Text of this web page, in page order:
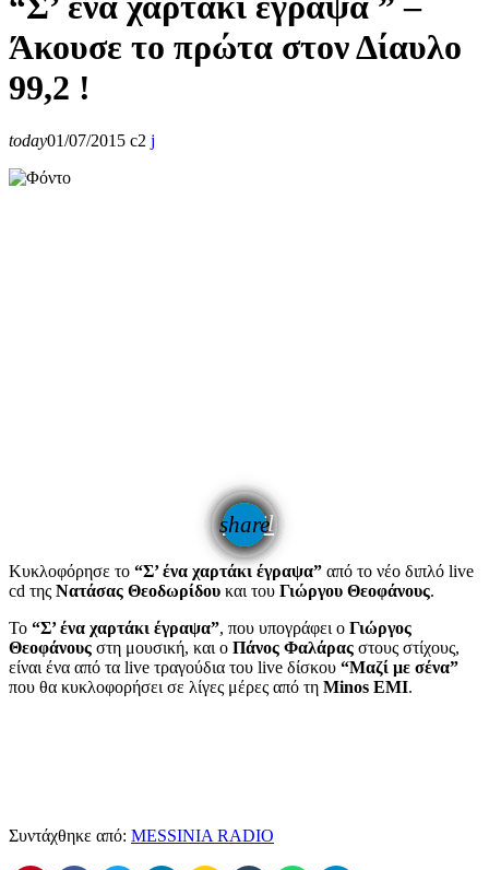
Άκουσε το πρώτα στον Δίαυλο
99,2 !
today01/07/2015 2
share
email
Κυκλοφόρησε το “Σ’ ένα χαρτάκι έγραψα” από το νέο διπλό live
cd της Νατάσας Θεοδωρίδου και του Γιώργου Θεοφάνους.
Το “Σ’ ένα χαρτάκι έγραψα”, που υπογράφει ο Γιώργος
Θεοφάνους στη μουσική, και ο Πάνος Φαλάρας στους στίχους,
είναι ένα από τα live τραγούδια του live δίσκου “Μαζί με σένα”
που θα κυκλοφορήσει σε λίγες μέρες από τη Minos EMI.
Συντάχθηκε από: MESSINIA RADIO